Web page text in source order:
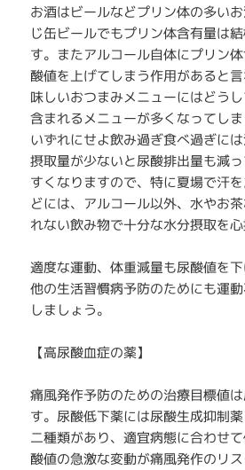
お酒はビールなどプリン体の多い
じ缶ビールでもプリン体含有量は
す。またアルコール自体にプリン
酸値を上げてしまう作用があると
味しいおつまみメニューにはどう
含まれるメニューが多くなってしま
いずれにせよ飲み過ぎ食べ過ぎに
摂取量が少ないと尿酸排出量も減
すくなりますので、特に夏場で汗
どには、アルコール以外、水やお
れない飲み物で十分な水分摂取を心
適度な運動、体重減量も尿酸値を
他の生活習慣病予防のためにも運
しましょう。
【高尿酸血症の薬】
痛風発作予防のための治療目標値
す。尿酸低下薬には尿酸生成抑制
二種類があり、適宜病態に合わせ
酸値の急激な変動が痛風発作のリ